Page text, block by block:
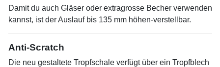
Damit du auch Gläser oder extragrosse Becher verwenden
kannst, ist der Auslauf bis 135 mm höhen-verstellbar.
Anti-Scratch
Die neu gestaltete Tropfschale verfügt über ein Tropfblech